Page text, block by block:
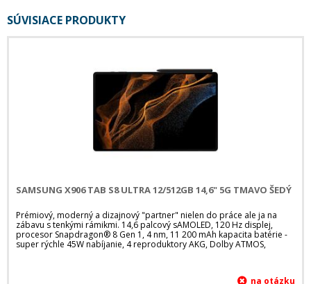
SÚVISIACE PRODUKTY
SAMSUNG X906 TAB S8 ULTRA 12/512GB 14,6" 5G TMAVO ŠEDÝ
Prémiový, moderný a dizajnový "partner" nielen do práce ale ja na
zábavu s tenkými rámikmi. 14,6 palcový sAMOLED, 120 Hz displej,
procesor Snapdragon® 8 Gen 1, 4 nm, 11 200 mAh kapacita batérie -
super rýchle 45W nabíjanie, 4 reproduktory AKG, Dolby ATMOS,